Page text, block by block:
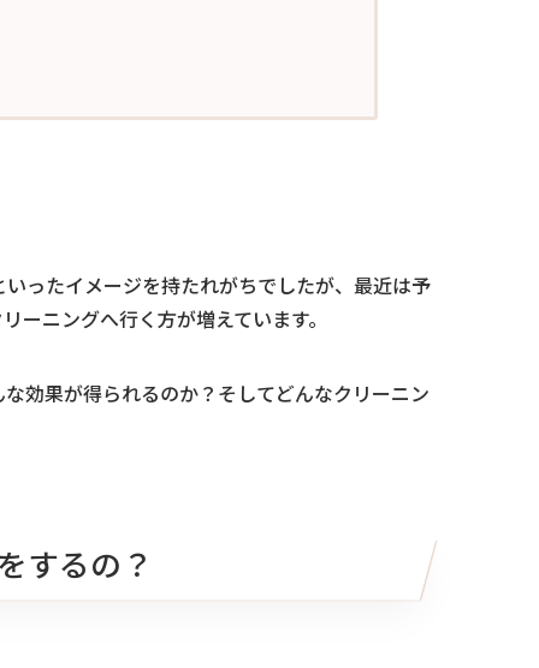
ったイメージを持たれがちでしたが、最近は予
ーニングへ行く方が増えています。
効果が得られるのか？そしてどんなクリーニン
するの？